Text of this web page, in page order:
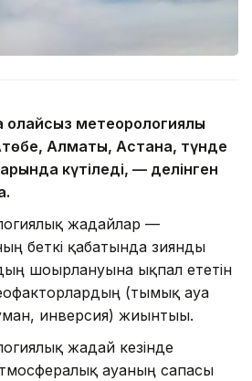
метеорологиялық
Алматы, Астана, түнде
күтіледі, — делінген
жағдайлар —
беткі қабатында зиянды
шоғырлануына ықпал ететін
(тымық ауа
инверсия) жиынтығы.
жағдай кезінде
ауаның сапасы